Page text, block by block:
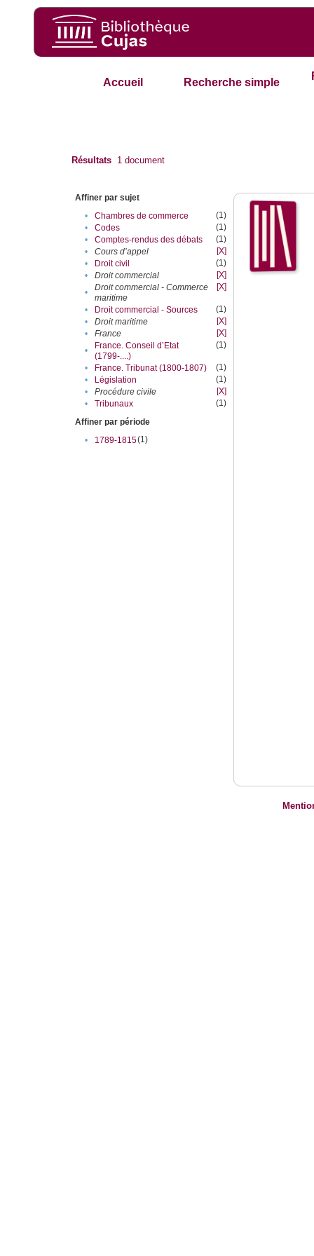
Accueil Recherche simple
Résultats 1 document
Affiner par sujet
•
Chambres de commerce
(1)
•
Codes
(1)
•
Comptes-rendus des débats
(1)
•
Cours d’appel
[X]
•
Droit civil
(1)
•
Droit commercial
[X]
•
Droit commercial - Commerce
maritime
[X]
• Droit commercial - Sources
(1)
•
Droit maritime
[X]
•
France
[X]
•
France. Conseil d’Etat
(1799-....)
(1)
• France. Tribunat (1800-1807)
(1)
•
Législation
(1)
•
Procédure civile
[X]
•
Tribunaux
(1)
Affiner par période
•
1789-1815(1)